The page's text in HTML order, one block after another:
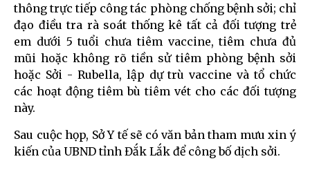
thông trực tiếp công tác phòng chống bệnh sởi; chỉ
đạo điều tra rà soát thống kê tất cả đối tượng trẻ
em dưới 5 tuổi chưa tiêm vaccine, tiêm chưa đủ
mũi hoặc không rõ tiền sử tiêm phòng bệnh sởi
hoặc Sởi - Rubella, lập dự trù vaccine và tổ chức
các hoạt động tiêm bù tiêm vét cho các đối tượng
này.
Sau cuộc họp, Sở Y tế sẽ có văn bản tham mưu xin ý
kiến của UBND tỉnh Đắk Lắk để công bố dịch sởi.